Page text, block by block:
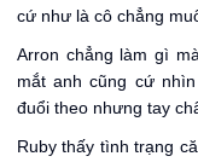
cứ như là cô chẳng
Arron chẳng làm gì
mắt anh cũng cứ
đuổi theo nhưng tay
Ruby thấy tình trạng